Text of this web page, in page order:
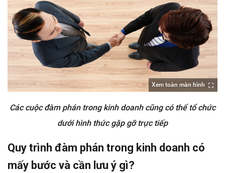
Xem toàn màn hình
Các cuộc đàm phán trong kinh doanh cũng có thể tổ chức
dưới hình thức gặp gỡ trực tiếp
Quy trình đàm phán trong kinh doanh có
mấy bước và cần lưu ý gì?